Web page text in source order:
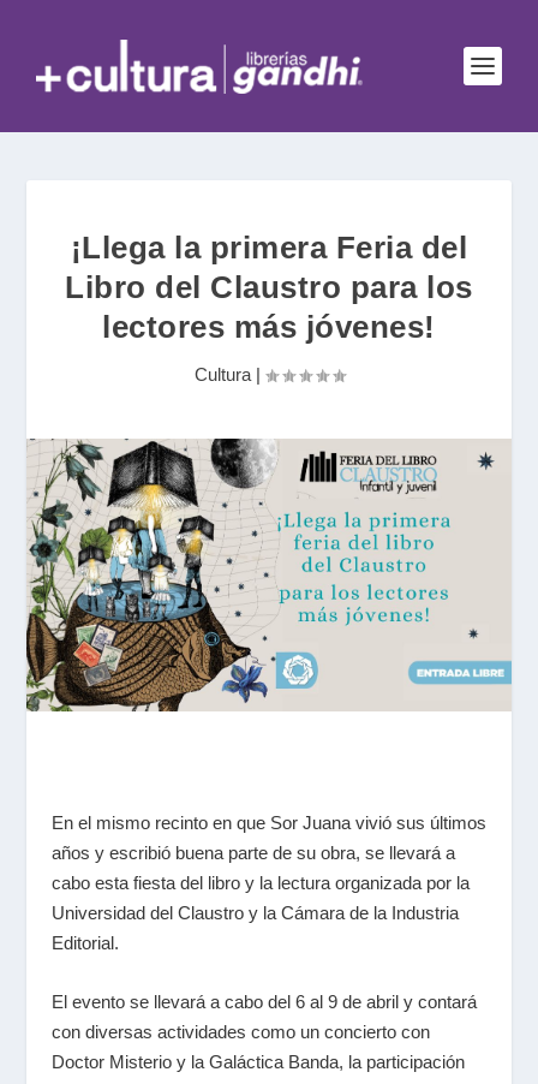
¡Llega la primera Feria del
Libro del Claustro para los
lectores más jóvenes!
Cultura|
En el mismo recinto en que Sor Juana vivió sus últimos
años y escribió buena parte de su obra, se llevará a
cabo esta fiesta del libro y la lectura organizada por la
Universidad del Claustro y la Cámara de la Industria
Editorial.
El evento se llevará a cabo del 6 al 9 de abril y contará
con diversas actividades como un concierto con
Doctor Misterio y la Galáctica Banda, la participación